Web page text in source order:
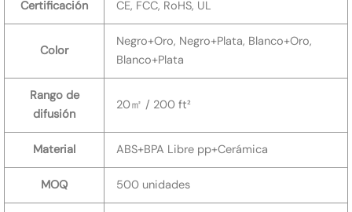
Certificación CE, FCC, RoHS, UL
Color
Negro+Oro, Negro+Plata, Blanco+Oro,
Blanco+Plata
Rango de
difusión
20㎡ / 200 ft²
Material ABS+BPA Libre pp+Cerámica
MOQ 500 unidades